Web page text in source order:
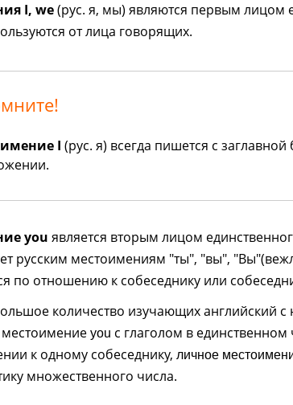
I, we(рус. я, мы) являются первым лицом
от лица говорящих.
I (рус. я) всегда пишется с
you является вторым лицом
русским местоимениям "ты", "вы",
по отношению к собеседнику или
количество изучающих английский с
you с глаголом в
к одному собеседнику, личное
множественного числа.